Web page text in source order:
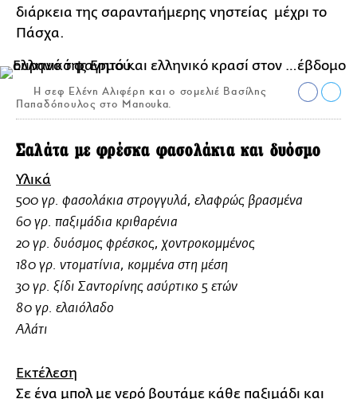
διάρκεια της σαρανταήμερης νηστείας μέχρι το
Πάσχα.
Η σεφ Ελένη Αλιφέρη και ο σομελιέ Βασίλης
Παπαδόπουλος στο Manouka.
Σαλάτα με φρέσκα φασολάκια και δυόσμο
Υλικά
500 γρ. φασολάκια στρογγυλά, ελαφρώς βρασμένα
60 γρ. παξιμάδια κριθαρένια
20 γρ. δυόσμος φρέσκος, χοντροκομμένος
180 γρ. ντοματίνια, κομμένα στη μέση
30 γρ. ξίδι Σαντορίνης ασύρτικο 5 ετών
80 γρ. ελαιόλαδο
Αλάτι
Εκτέλεση
Σε ένα μπολ με νερό βουτάμε κάθε παξιμάδι και